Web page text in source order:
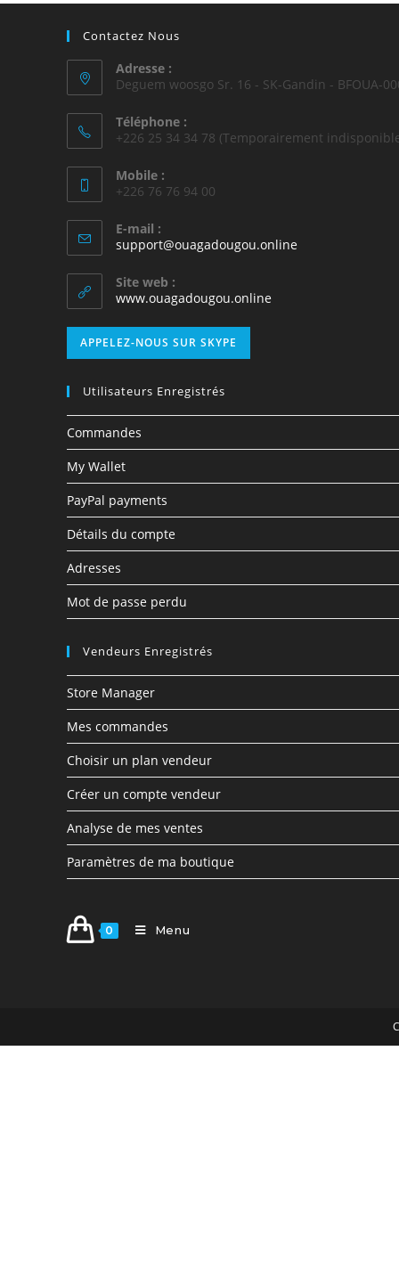
Contactez Nous
Adresse :
Deguem woosgo Sr. 16 - SK-Gandin - BFOUA-
Téléphone :
+226 25 34 34 78 (Temporairement
Mobile :
+226 76 76 94 00
E-mail :
support@ouagadougou.online
Site web :
www.ouagadougou.online
APPELEZ-NOUS SUR SKYPE
Utilisateurs Enregistrés
Commandes
My Wallet
PayPal payments
Détails du compte
Adresses
Mot de passe perdu
Vendeurs Enregistrés
Store Manager
Mes commandes
Choisir un plan vendeur
Créer un compte vendeur
Analyse de mes ventes
Paramètres de ma boutique
0 Menu